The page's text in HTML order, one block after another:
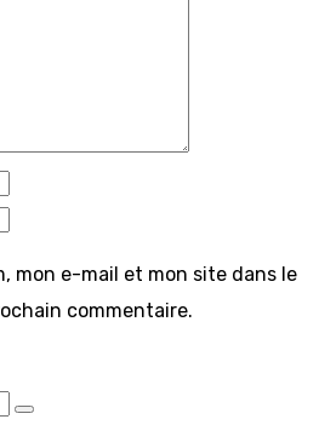
mon e-mail et mon site dans le
commentaire.